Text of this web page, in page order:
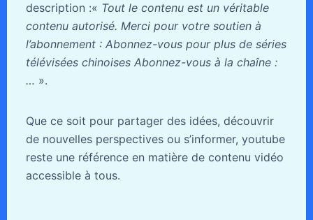
description :« Tout le contenu est un véritable
contenu autorisé. Merci pour votre soutien à
l’abonnement : Abonnez-vous pour plus de séries
télévisées chinoises Abonnez-vous à la chaîne :
… ».
Que ce soit pour partager des idées, découvrir
de nouvelles perspectives ou s’informer, youtube
reste une référence en matière de contenu vidéo
accessible à tous.